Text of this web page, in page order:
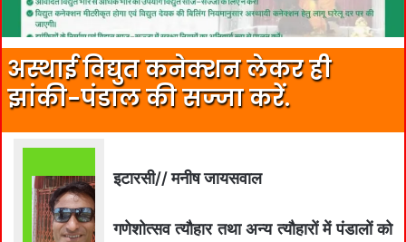
अस्थाई विद्युत कनेक्शन लेकर ही
झांकी-पंडाल की सज्जा करें.
इटारसी// मनीष जायसवाल
गणेशोत्सव त्यौहार तथा अन्य त्यौहारों में पंडालों को